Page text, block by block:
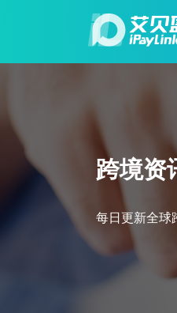
跨境资
每日更新全球